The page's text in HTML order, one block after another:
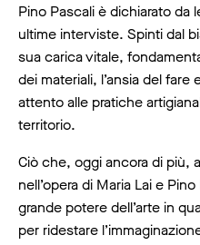
Pino Pascali è dichiarato
ultime interviste. Spinti dal
sua carica vitale,
dei materiali, l’ansia del
attento alle pratiche
territorio.
Ciò che, oggi ancora di più,
nell’opera di Maria Lai e
grande potere dell’arte in
per ridestare